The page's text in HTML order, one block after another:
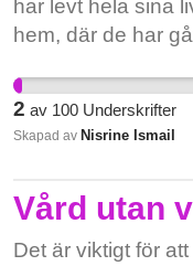
har levt hela sina
hem, där de har
en stor
trygghet och
2 av 100 Underskrifter
Skapad av Nisrine Ismail
Vård utan
Det är viktigt för